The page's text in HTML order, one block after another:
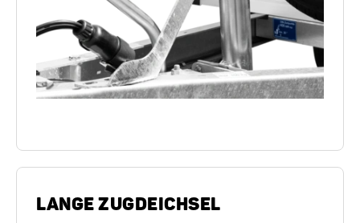
LANGE ZUGDEICHSEL